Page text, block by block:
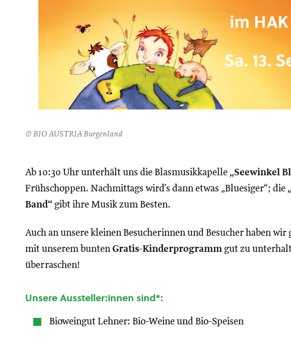
© BIO AUSTRIA Burgenland
Ab 10:30 Uhr unterhält uns die Blasmusikkapelle „Seewinkel
Frühschoppen. Nachmittags wird’s dann etwas „Bluesiger“; die
Band“ gibt ihre Musik zum Besten.
Auch an unsere kleinen Besucherinnen und Besucher haben wir
mit unserem buntenGratis-Kinderprogramm gut zu
überraschen!
Unsere Aussteller:innen sind*:
Bioweingut Lehner: Bio-Weine und Bio-Speisen